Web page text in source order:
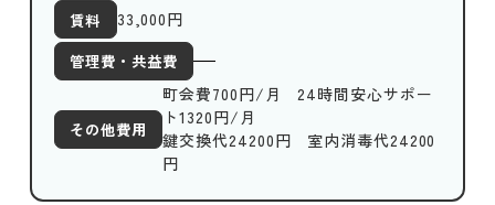
賃料 33,000円
管理費・共益費
その他費用
町会費700円/月 24時間安心サポー
ト1320円/月
鍵交換代24200円 室内消毒代24200
円